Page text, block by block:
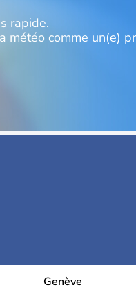
rapide.
météo comme un(e)
Genève